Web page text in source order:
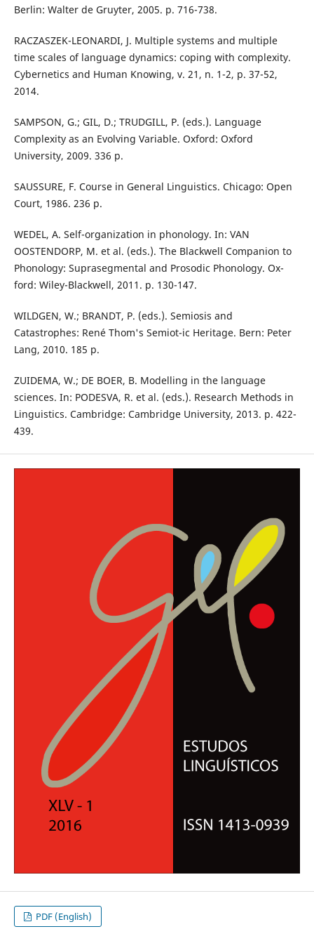
Berlin: Walter de Gruyter, 2005. p. 716-738.
RACZASZEK-LEONARDI, J. Multiple systems and multiple
time scales of language dynamics: coping with complexity.
Cybernetics and Human Knowing, v. 21, n. 1-2, p. 37-52,
2014.
SAMPSON, G.; GIL, D.; TRUDGILL, P. (eds.). Language
Complexity as an Evolving Variable. Oxford: Oxford
University, 2009. 336 p.
SAUSSURE, F. Course in General Linguistics. Chicago: Open
Court, 1986. 236 p.
WEDEL, A. Self-organization in phonology. In: VAN
OOSTENDORP, M. et al. (eds.). The Blackwell Companion to
Phonology: Suprasegmental and Prosodic Phonology. Ox-
ford: Wiley-Blackwell, 2011. p. 130-147.
WILDGEN, W.; BRANDT, P. (eds.). Semiosis and
Catastrophes: René Thom's Semiot-ic Heritage. Bern: Peter
Lang, 2010. 185 p.
ZUIDEMA, W.; DE BOER, B. Modelling in the language
sciences. In: PODESVA, R. et al. (eds.). Research Methods in
Linguistics. Cambridge: Cambridge University, 2013. p. 422-
439.
PDF (English)